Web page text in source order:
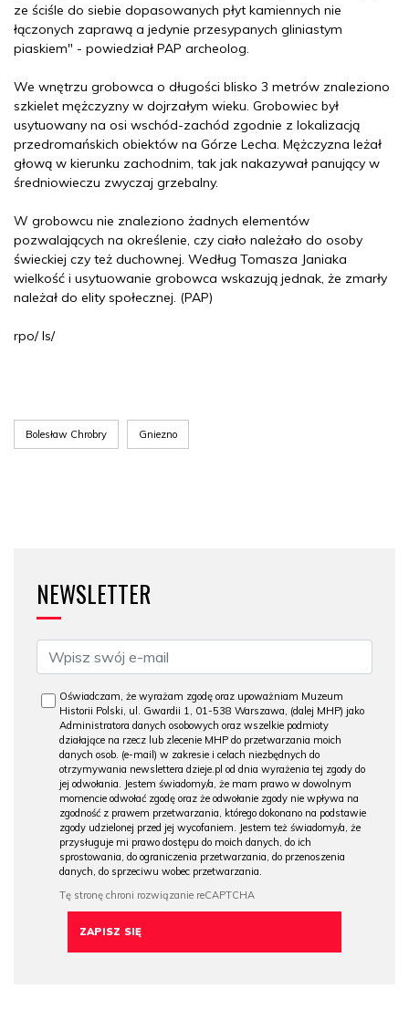
ze ściśle do siebie dopasowanych płyt kamiennych nie
łączonych zaprawą a jedynie przesypanych gliniastym
piaskiem" - powiedział PAP archeolog.
We wnętrzu grobowca o długości blisko 3 metrów znaleziono
szkielet mężczyzny w dojrzałym wieku. Grobowiec był
usytuowany na osi wschód-zachód zgodnie z lokalizacją
przedromańskich obiektów na Górze Lecha. Mężczyzna leżał
głową w kierunku zachodnim, tak jak nakazywał panujący w
średniowieczu zwyczaj grzebalny.
W grobowcu nie znaleziono żadnych elementów
pozwalających na określenie, czy ciało należało do osoby
świeckiej czy też duchownej. Według Tomasza Janiaka
wielkość i usytuowanie grobowca wskazują jednak, że zmarły
należał do elity społecznej. (PAP)
rpo/ ls/
Bolesław Chrobry Gniezno
NEWSLETTER
Oświadczam, że wyrażam zgodę oraz upoważniam Muzeum
Historii Polski, ul. Gwardii 1, 01-538 Warszawa, (dalej MHP) jako
Administratora danych osobowych oraz wszelkie podmioty
działające na rzecz lub zlecenie MHP do przetwarzania moich
danych osob. (e-mail) w zakresie i celach niezbędnych do
otrzymywania newslettera dzieje.pl od dnia wyrażenia tej zgody do
jej odwołania. Jestem świadomy/a, że mam prawo w dowolnym
momencie odwołać zgodę oraz że odwołanie zgody nie wpływa na
zgodność z prawem przetwarzania, którego dokonano na podstawie
zgody udzielonej przed jej wycofaniem. Jestem też świadomy/a, że
przysługuje mi prawo dostępu do moich danych, do ich
sprostowania, do ograniczenia przetwarzania, do przenoszenia
danych, do sprzeciwu wobec przetwarzania.